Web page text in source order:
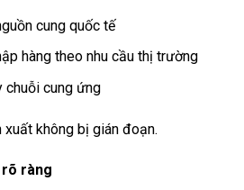
cung quốc tế
hàng theo nhu cầu thị trường
chuỗi cung ứng
không bị gián đoạn.
rõ ràng